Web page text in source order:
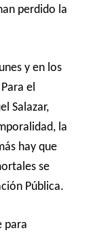
perdido la
y en los
el
Salazar,
la
hay que
se
Pública.
para